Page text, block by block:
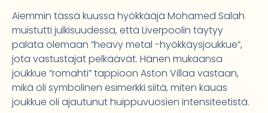
Aiemmin tässä kuussa hyökkääjä Mohamed Salah
muistutti julkisuudessa, että Liverpoolin täytyy
palata olemaan ”heavy metal -hyökkäysjoukkue”,
jota vastustajat pelkäävät. Hänen mukaansa
joukkue ”romahti” tappioon Aston Villaa vastaan,
mikä oli symbolinen esimerkki siitä, miten kauas
joukkue oli ajautunut huippuvuosien intensiteetistä.